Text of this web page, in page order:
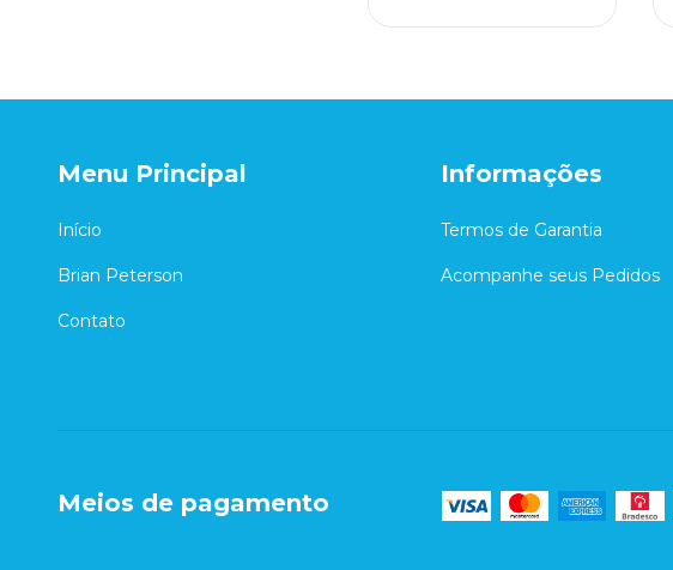
Menu Principal
Início
Brian Peterson
Contato
Informações
Termos de Garantia
Acompanhe seus Pedidos
Meios de pagamento